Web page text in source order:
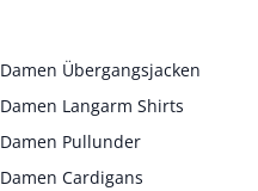
Damen Übergangsjacken
Damen Langarm Shirts
Damen Pullunder
Damen Cardigans